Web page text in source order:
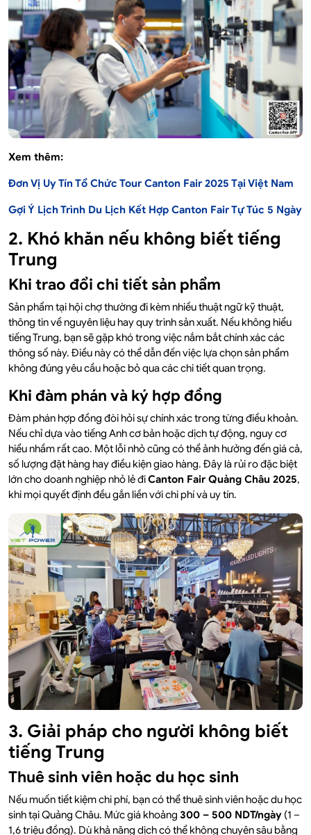
Xem thêm:
Đơn Vị Uy Tín Tổ Chức Tour Canton Fair 2025 Tại Việt Nam
Gợi Ý Lịch Trình Du Lịch Kết Hợp Canton Fair Tự Túc 5 Ngày
2. Khó khăn nếu không biết tiếng
Trung
Khi trao đổi chi tiết sản phẩm
Sản phẩm tại hội chợ thường đi kèm nhiều thuật ngữ kỹ thuật,
thông tin về nguyên liệu hay quy trình sản xuất. Nếu không hiểu
tiếng Trung, bạn sẽ gặp khó trong việc nắm bắt chính xác các
thông số này. Điều này có thể dẫn đến việc lựa chọn sản phẩm
không đúng yêu cầu hoặc bỏ qua các chi tiết quan trọng.
Khi đàm phán và ký hợp đồng
Đàm phán hợp đồng đòi hỏi sự chính xác trong từng điều khoản.
Nếu chỉ dựa vào tiếng Anh cơ bản hoặc dịch tự động, nguy cơ
hiểu nhầm rất cao. Một lỗi nhỏ cũng có thể ảnh hưởng đến giá cả,
số lượng đặt hàng hay điều kiện giao hàng. Đây là rủi ro đặc biệt
lớn cho doanh nghiệp nhỏ lẻ điCanton Fair Quảng Châu 2025,
khi mọi quyết định đều gắn liền với chi phí và uy tín.
3. Giải pháp cho người không biết
tiếng Trung
Thuê sinh viên hoặc du học sinh
Nếu muốn tiết kiệm chi phí, bạn có thể thuê sinh viên hoặc du học
sinh tại Quảng Châu. Mức giá khoảng 300 – 500 NDT/ngày (1 –
1,6 triệu đồng). Dù khả năng dịch có thể không chuyên sâu bằng